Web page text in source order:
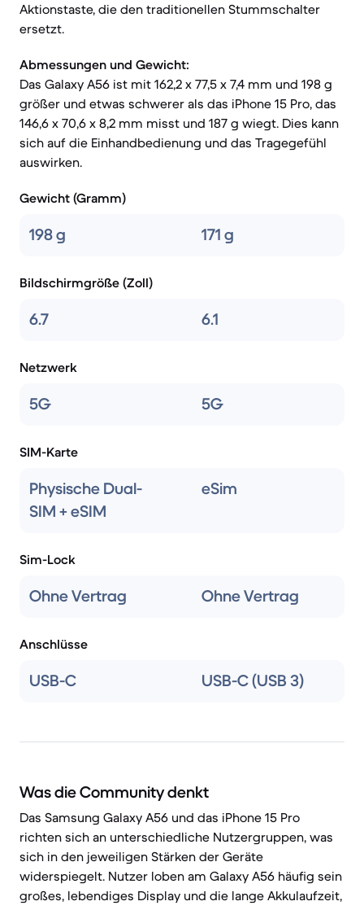
Aktionstaste, die den traditionellen Stummschalter
ersetzt.
Abmessungen und Gewicht:
Das Galaxy A56 ist mit 162,2 x 77,5 x 7,4 mm und 198 g
größer und etwas schwerer als das iPhone 15 Pro, das
146,6 x 70,6 x 8,2 mm misst und 187 g wiegt. Dies kann
sich auf die Einhandbedienung und das Tragegefühl
auswirken.
Gewicht (Gramm)
198 g 171 g
Bildschirmgröße (Zoll)
6.7 6.1
Netzwerk
5G 5G
SIM-Karte
Physische Dual-
SIM + eSIM
eSim
Sim-Lock
Ohne Vertrag Ohne Vertrag
Anschlüsse
USB-C USB-C (USB 3)
Was die Community denkt
Das Samsung Galaxy A56 und das iPhone 15 Pro
richten sich an unterschiedliche Nutzergruppen, was
sich in den jeweiligen Stärken der Geräte
widerspiegelt. Nutzer loben am Galaxy A56 häufig sein
großes, lebendiges Display und die lange Akkulaufzeit,